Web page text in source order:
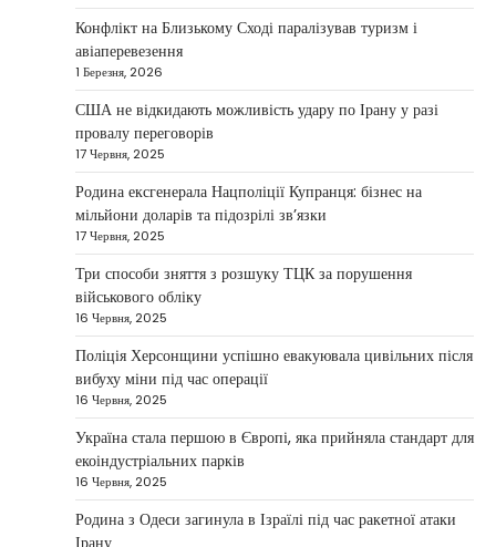
Дубай зберігає статус глобального
хабу та приваблює український
бізнес
Taisiya Kovalchuk 5 Березня, 2026
Дубай протягом багатьох років утримує статус
одного з найбільш привабливих міжнародних
центрів для ведення бізнесу…
НОВИНИ
Головні новини ранку 4 березня:
дрони, Іран, фронт і заяви Європи
Taisiya Kovalchuk
Україна може долучитися до посилення систем
протидії іранським дронам на Близькому Сході,
новим верховним лідером…
НОВИНИ
Зеленський заявив про готовність
України допомогти стабілізувати
Близький Схід
Taisiya Kovalchuk 4 Березня, 2026
Конфлікт на Близькому Сході паралізував туризм і
авіаперевезення
1 Березня, 2026
США не відкидають можливість удару по Ірану у разі
провалу переговорів
17 Червня, 2025
Родина ексгенерала Нацполіції Купранця: бізнес на
мільйони доларів та підозрілі зв’язки
17 Червня, 2025
Три способи зняття з розшуку ТЦК за порушення
військового обліку
16 Червня, 2025
Поліція Херсонщини успішно евакуювала цивільних після
вибуху міни під час операції
16 Червня, 2025
Україна стала першою в Європі, яка прийняла стандарт для
екоіндустріальних парків
16 Червня, 2025
Родина з Одеси загинула в Ізраїлі під час ракетної атаки
Ірану